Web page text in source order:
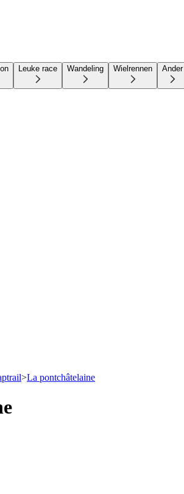
Leuke race Wandeling Wielrennen Ander
>La pontchâtelaine